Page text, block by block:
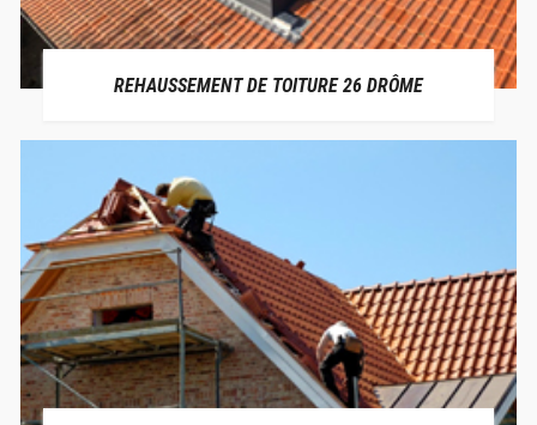
REHAUSSEMENT DE TOITURE 26 DRÔME